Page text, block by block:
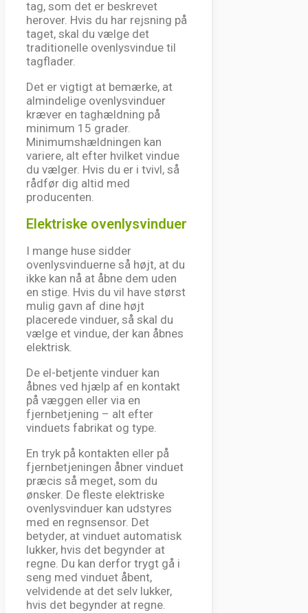
tag, som det er beskrevet
herover. Hvis du har rejsning på
taget, skal du vælge det
traditionelle ovenlysvindue til
tagflader.
Det er vigtigt at bemærke, at
almindelige ovenlysvinduer
kræver en taghældning på
minimum 15 grader.
Minimumshældningen kan
variere, alt efter hvilket vindue
du vælger. Hvis du er i tvivl, så
rådfør dig altid med
producenten.
Elektriske ovenlysvinduer
I mange huse sidder
ovenlysvinduerne så højt, at du
ikke kan nå at åbne dem uden
en stige. Hvis du vil have størst
mulig gavn af dine højt
placerede vinduer, så skal du
vælge et vindue, der kan åbnes
elektrisk.
De el-betjente vinduer kan
åbnes ved hjælp af en kontakt
på væggen eller via en
fjernbetjening – alt efter
vinduets fabrikat og type.
En tryk på kontakten eller på
fjernbetjeningen åbner vinduet
præcis så meget, som du
ønsker. De fleste elektriske
ovenlysvinduer kan udstyres
med en regnsensor. Det
betyder, at vinduet automatisk
lukker, hvis det begynder at
regne. Du kan derfor trygt gå i
seng med vinduet åbent,
velvidende at det selv lukker,
hvis det begynder at regne.